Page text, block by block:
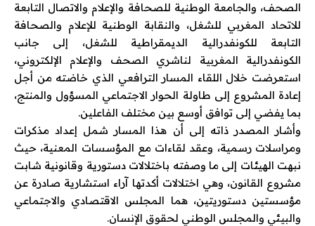
الصحف، والجامعة الوطنية للصحافة والإعلام والاتصال التابعة
للاتحاد المغربي للشغل، والنقابة الوطنية للإعلام والصحافة
التابعة للكونفدرالية الديمقراطية للشغل، إلى جانب
الكونفدرالية المغربية لناشري الصحف والإعلام الإلكتروني،
استعرضت خلال اللقاء المسار الترافعي الذي خاضته من أجل
إعادة المشروع إلى طاولة الحوار الاجتماعي المسؤول والمنتج،
بما يفضي إلى توافق أوسع بين مختلف الفاعلين.
وأشار المصدر ذاته إلى أن هذا المسار شمل إعداد مذكرات
ومراسلات رسمية، وعقد لقاءات مع المؤسسات المعنية، حيث
نبهت الهيئات إلى ما وصفته باختلالات دستورية وقانونية شابت
مشروع القانون، وهي اختلالات أكدتها آراء استشارية صادرة عن
مؤسستين دستوريتين، هما المجلس الاقتصادي والاجتماعي
والبيئي والمجلس الوطني لحقوق الإنسان.